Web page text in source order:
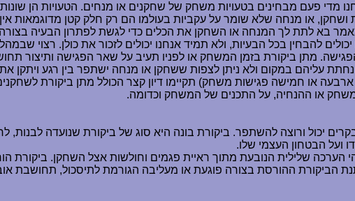
פעם מבחינים בטעויות משחק של שחקנים או מנחים. הטעויות הן שונות
ושחקן, או מנחה שלא שומר על עקביות בעולמו הם רק חלק קטן מדוגמאות
בא לתת לך המנחה או השחקן את הכלים כדי לגשת לפתרון הבעיה
להבחין בכל הבעיות, ולא תמיד אנחנו יכולים לזכור את כולן. רצוי
מתן ביקורת בזמן המשחק או לפניו תעיב על שאר הפגישה ותיצור
עליהם במקום ולא ניתן לצפות ששחקן או מנחה ישתפר בין רגע ויתקן את
או חמישה פגישות משחק) תקיימו דיון קצר הכולל מתן ביקורת
או ההנחיה, על התכנים של המשחק וכדומה.
יכול ורוצה להשתפר. ביקורת בונה היא סוג של ביקורת שנועדה לבנות,
ועל הבטחון העצמי שלו.
שלילית הנובעת מתוך ראיית פגמים וחולשות אצל השחקן. ביקורת
הביקורת ההורסת בצורה פוגעת או מעליבה הגורמת לתיסכול, תחושבת